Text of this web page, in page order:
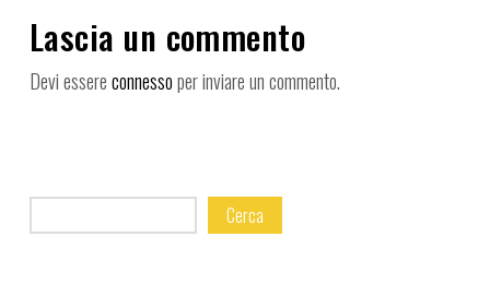
Lascia un commento
Devi essereconnessoper inviare un commento.
Cerca